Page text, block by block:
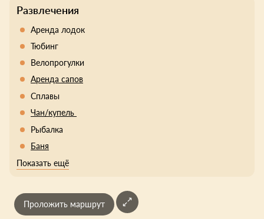
Развлечения
Аренда лодок
Тюбинг
Велопрогулки
Аренда сапов
Сплавы
Чан/купель
Рыбалка
Баня
Показать ещё
Проложить маршрут